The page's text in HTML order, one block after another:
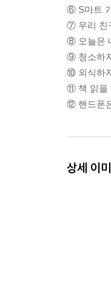
⑥ S마트
⑦ 우리 친
⑧ 오늘은
⑨ 청소하
⑩ 외식하
⑪ 책 읽을
⑫ 핸드폰
상세 이